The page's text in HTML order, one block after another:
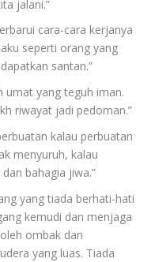
jalani.”
cara-cara kerjanya
seperti orang yang
santan.”
umat yang teguh iman.
riwayat jadi pedoman.”
kalau perbuatan
menyuruh, kalau
bahagia jiwa.”
yang tiada berhati-hati
kemudi dan menjaga
ombak dan
yang luas. Tiada